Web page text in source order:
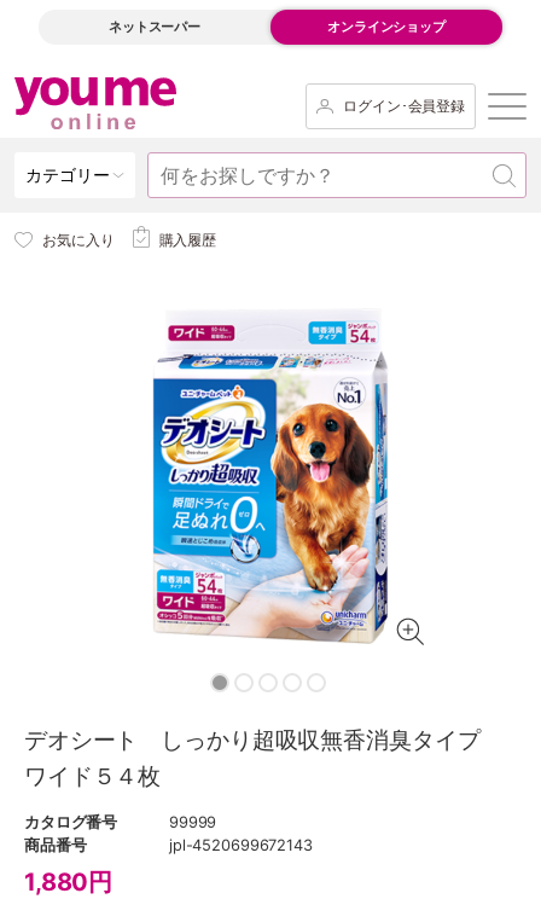
ネットスーパー オンラインショップ
ログイン･会員登録
カテゴリー
お気に入り 購入履歴
デオシート しっかり超吸収無香消臭タイプ
ワイド５４枚
カタログ番号
99999
商品番号
jpl-4520699672143
1,880 円